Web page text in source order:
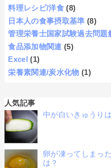
料理レシピ/洋食 (8)
日本人の食事摂取基準 (8)
管理栄養士国家試験過去問題
食品添加物関連 (5)
Excel (1)
栄養素関連/炭水化物 (1)
人気記事
中が白いきゅうり
卵が凍ってしまっ
は？